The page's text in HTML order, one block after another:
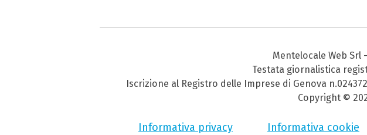
Mentelocale Web Srl
Testata giornalistica
Iscrizione al Registro delle Imprese di Genova
Copyright ©
Informativa privacy Informativa cookie